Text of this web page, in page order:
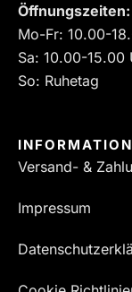
Öffnungszeiten:
Mo-Fr: 10.00-
Sa: 10.00-15.00
So: Ruhetag
Versand- &
Impressum